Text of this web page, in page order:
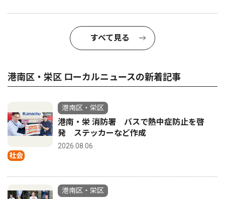
すべて見る
港南区・栄区 ローカルニュースの新着記事
社会
港南区・栄区
港南・栄 消防署 バスで熱中症防止を啓
発 ステッカーなど作成
2026.08.06
港南区・栄区